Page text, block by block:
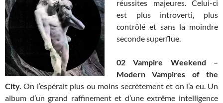
réussites majeures. Celui-ci
est plus introverti, plus
contrôlé et sans la moindre
seconde superflue.
02 Vampire Weekend –
Modern Vampires of the
City. On l’espérait plus ou moins secrètement et on l’a eu. Un
album d’un grand raffinement et d’une extrême intelligence